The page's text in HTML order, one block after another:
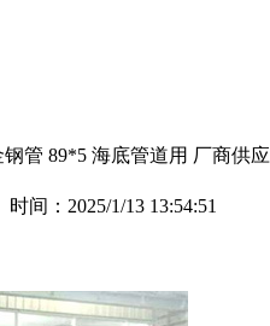
管 89*5 海底管道用 厂商供应
间：2025/1/13 13:54:51